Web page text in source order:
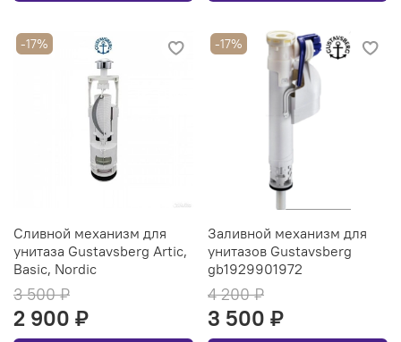
-17%
Сливной механизм для
унитаза Gustavsberg Artic,
Basic, Nordic
3 500 ₽
2 900 ₽
-17%
Заливной механизм для
унитазов Gustavsberg
gb1929901972
4 200 ₽
3 500 ₽